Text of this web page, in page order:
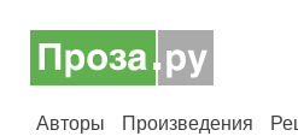
Авторы Произведения